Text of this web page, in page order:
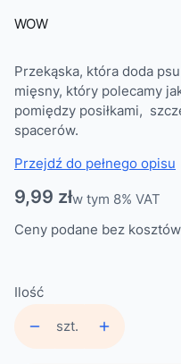
WOW
Przekąska, która doda
mięsny, który polecamy
pomiędzy posiłkami,
spacerów.
Przejdź do pełnego opisu
Cena
9,99 złw tym 8% VAT
w tym 8% VAT
Ceny podane bez
Ilość
szt.